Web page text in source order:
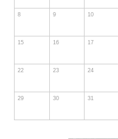
8 9 10
15 16 17
22 23 24
29 30 31